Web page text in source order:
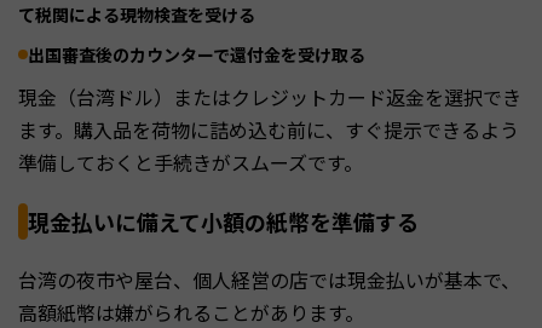
て税関による現物検査を受ける
出国審査後のカウンターで還付金を受け取る
現金（台湾ドル）またはクレジットカード返金を選択でき
ます。購入品を荷物に詰め込む前に、すぐ提示できるよう
準備しておくと手続きがスムーズです。
現金払いに備えて小額の紙幣を準備する
台湾の夜市や屋台、個人経営の店では現金払いが基本で、
高額紙幣は嫌がられることがあります。